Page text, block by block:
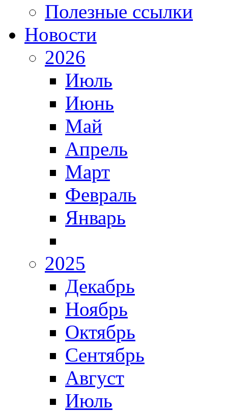
Полезные ссылки
Новости
2026
Июль
Июнь
Май
Апрель
Март
Февраль
Январь
2025
Декабрь
Ноябрь
Октябрь
Сентябрь
Август
Июль